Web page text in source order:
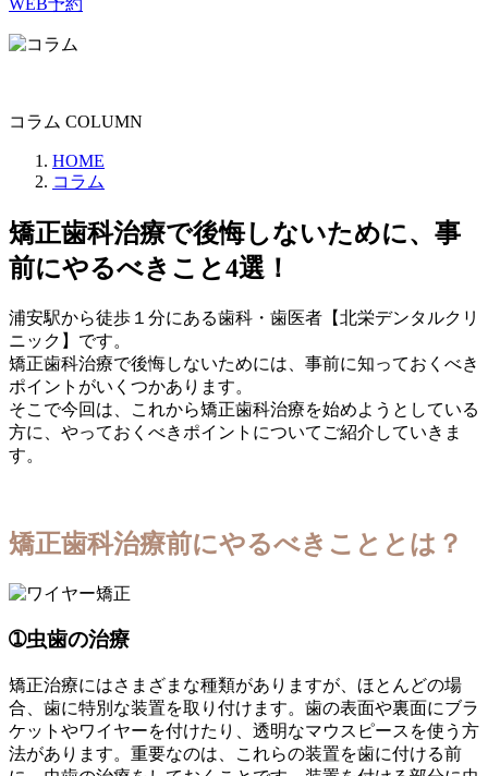
WEB予約
コラム COLUMN
HOME
コラム
矯正歯科治療で後悔しないために、事
前にやるべきこと4選！
浦安駅から徒歩１分にある歯科・歯医者【北栄デンタルクリ
ニック】です。
矯正歯科治療で後悔しないためには、事前に知っておくべき
ポイントがいくつかあります。
そこで今回は、これから矯正歯科治療を始めようとしている
方に、やっておくべきポイントについてご紹介していきま
す。
矯正歯科治療前にやるべきこととは？
➀虫歯の治療
矯正治療にはさまざまな種類がありますが、ほとんどの場
合、歯に特別な装置を取り付けます。歯の表面や裏面にブラ
ケットやワイヤーを付けたり、透明なマウスピースを使う方
法があります。重要なのは、これらの装置を歯に付ける前